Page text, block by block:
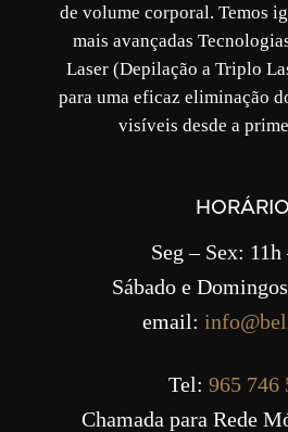
de volume corporal. Temos
mais avançadas
Laser (Depilação a Triplo
para uma eficaz eliminação
visíveis desde a
HORÁRIO
Seg – Sex: 11h
Sábado e
email:
Tel:965 746
Chamada para Rede